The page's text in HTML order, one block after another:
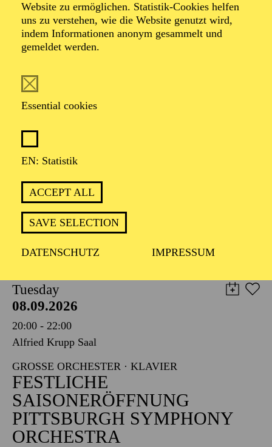
Website zu ermöglichen. Statistik-Cookies helfen
uns zu verstehen, wie die Website genutzt wird,
indem Informationen anonym gesammelt und
gemeldet werden.
Essential cookies
EN: Statistik
ACCEPT ALL
SAVE SELECTION
DATENSCHUTZ IMPRESSUM
55,20 52,70€
EN: SCHAUSPIEL ESSEN
05.09.2026
19:30 - 21:30
BLICK AUF DEN IRAN –
STIMMEN ZUR AKTUELLEN
LAGE
TICKETS
8,00€
Tuesday
08.09.2026
20:00 - 22:00
Alfried Krupp Saal
GROSSE ORCHESTER · KLAVIER
FESTLICHE
SAISONERÖFFNUNG
PITTSBURGH SYMPHONY
ORCHESTRA